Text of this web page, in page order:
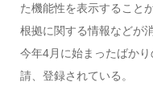
た機能性を表示すること
根拠に関する情報などが
今年4月に始まったばか
請、登録されている。